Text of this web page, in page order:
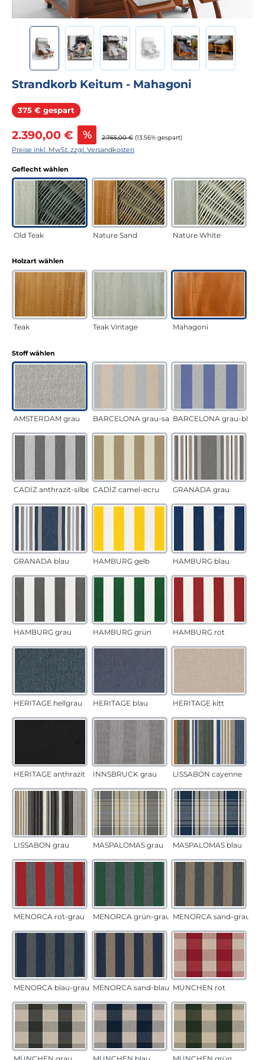
Strandkorb Keitum - Mahagoni
375 € gespart Rabatt
Verkaufspreis:
2.390,00 € % Regulärer Preis:
2.765,00 € (13.56% gespart)
Preise inkl. MwSt. zzgl. Versandkosten
Geflecht wählen
Old Teak Nature Sand Nature White
Holzart wählen
Teak Teak Vintage Mahagoni
Stoff wählen
AMSTERDAM grau BARCELONA grau-sandBARCELONA grau-blau
CADÍZ anthrazit-silber CADÍZ camel-ecru GRANADA grau
GRANADA blau HAMBURG gelb HAMBURG blau
HAMBURG grau HAMBURG grün HAMBURG rot
HERITAGE hellgrau HERITAGE blau HERITAGE kitt
HERITAGE anthrazit INNSBRUCK grau LISSABON cayenne
LISSABON grau MASPALOMAS grau MASPALOMAS blau
MENORCA rot-grau MENORCA grün-grau MENORCA sand-grau
MENORCA blau-grau MENORCA sand-blau MÜNCHEN rot